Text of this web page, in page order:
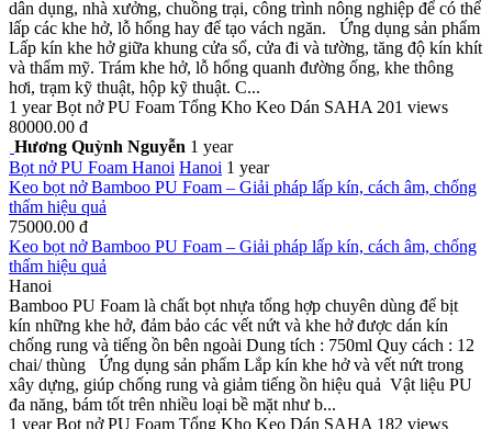
dân dụng, nhà xưởng, chuồng trại, công trình nông nghiệp để có thể
lấp các khe hở, lỗ hổng hay để tạo vách ngăn. Ứng dụng sản phẩm
Lấp kín khe hở giữa khung cửa sổ, cửa đi và tường, tăng độ kín khít
và thẩm mỹ. Trám khe hở, lỗ hổng quanh đường ống, khe thông
hơi, trạm kỹ thuật, hộp kỹ thuật. C...
1 year Bọt nở PU Foam Tổng Kho Keo Dán SAHA 201 views
80000.00 đ
Hương Quỳnh Nguyễn 1 year
Bọt nở PU Foam Hanoi Hanoi 1 year
Keo bọt nở Bamboo PU Foam – Giải pháp lấp kín, cách âm, chống
thấm hiệu quả
75000.00 đ
Keo bọt nở Bamboo PU Foam – Giải pháp lấp kín, cách âm, chống
thấm hiệu quả
Hanoi
Bamboo PU Foam là chất bọt nhựa tổng hợp chuyên dùng để bịt
kín những khe hở, đảm bảo các vết nứt và khe hở được dán kín
chống rung và tiếng ồn bên ngoài Dung tích : 750ml Quy cách : 12
chai/ thùng Ứng dụng sản phẩm Lắp kín khe hở và vết nứt trong
xây dựng, giúp chống rung và giảm tiếng ồn hiệu quả Vật liệu PU
đa năng, bám tốt trên nhiều loại bề mặt như b...
1 year Bọt nở PU Foam Tổng Kho Keo Dán SAHA 182 views